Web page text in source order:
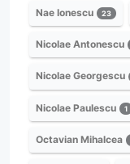
Nae Ionescu 23
Nicolae Antonescu
Nicolae Georgescu
Nicolae Paulescu 1
Octavian Mihalcea